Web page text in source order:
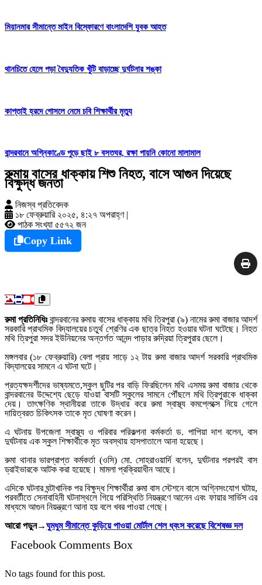
মিয়ানমার সীমান্তে মাইন বিস্ফোরণে বাংলাদেশি যুবক আহত
থানচিতে হেলে পড়া বৈদ্যুতিক খুঁটি বাড়াচ্ছে দুর্ঘটনার শঙ্কা
কাপ্তাই হ্রদে গোসলে নেমে চবি শিক্ষার্থীর মৃত্যু
বান্দরবানে অগ্নিকাণ্ডে পুড়ে ছাই ৮ বসতঘর, রক্ষা পায়নি কোনো মালামাল
রুমায় বাসের ধাক্কায় শিশু নিহত, বাসে আগুন দিয়েছে
বিক্ষুদ্ধ জনতা
নিজস্ব প্রতিবেদক
১৮ ফেব্রুয়ারি ২০২৫, ৪:২৭ অপরাহ্ণ |
পাঠক সংখ্যা ৫৫৭২ জন
Copy Link
রুমা প্রতিনিধিঃবান্দরবানের রুমায় বাসের ধাক্কায় মথি ত্রিপুরা (৯) নামের রুমা বাজার আদর্শ
সরকারি প্রাথমিক বিদ্যালয়ের চতুর্থ শ্রেণির এক ছাত্র নিহত হওয়ার ঘটনা ঘটেছে। নিহত
মথি ত্রিপুরা সদর ইউনিয়নের অন্তর্গত আনন্দ পাড়ার রুদ্রিয়া ত্রিপুরার ছেলে।
মঙ্গলবার (১৮ ফেব্রুয়ারি) বেলা প্রায় সাড়ে ১২ টায় রুমা বাজার আদর্শ সরকারি প্রাথমিক
বিদ্যালয়ের সামনে এ ঘটনা ঘটে।
প্রত্যক্ষদর্শীদের ভাষ্যমতে,স্কুল ছুটির পর বাড়ি ফিরছিলেন মথি এসময় রুমা বাজার থেকে
বান্দরবানের উদ্দেশ্যে ছেড়ে যাওয়া বাসটি স্কুলের সামনে পৌঁছলে মথি ত্রিপুরাকে ধাক্কা
দেয়। তাৎক্ষণিক স্থানীয়রা তাকে উদ্ধার করে রুমা স্বাস্থ্য কমপ্লেক্সে নিয়ে গেলে
দায়িত্বরত চিকিৎসক তাকে মৃত ঘোষণা করেন।
এ ঘটনায় উপজেলা স্বাস্থ্য ও পরিবার পরিকল্পনা কর্মকর্তা ড. পাপিয়া দাশ বলেন, বাস
দুর্ঘটনায় এক স্কুল শিক্ষার্থীকে মৃত অবস্থায় হাসপাতালে আনা হয়েছে।
রুমা থানার ভারপ্রাপ্ত কর্মকর্তা (ওসি) মো. সোহরাওয়ার্দি বলেন, দুর্ঘটনার পরপরই বাস
ড্রাইভারকে আটক করা হয়েছে। মামলা প্রক্রিয়াধীন আছে।
এদিকে ঘটনার ঘন্টাখানিক পর বিক্ষুদ্ধ শিক্ষার্থীরা রুমা বাস স্টেশনে বাসে অগ্নিসংযোগ ঘটায়,
পরবর্তীতে সেনাবাহিনী ঘটনাস্থলে গিয়ে পরিস্থিতি নিয়ন্ত্রণে আনেন এবং ফায়ার সার্ভিস এর
মাধ্যমে আগুন নিয়ন্ত্রণে আনা হয় বলে খবর পাওয়া গেছে।
আরো পড়ুন→ঘুমধুম সীমান্তে কুড়িয়ে পাওয়া মোর্টাল শেল ধ্বংস করেছে বিশেষজ্ঞ দল
Facebook Comments Box
No tags found for this post.